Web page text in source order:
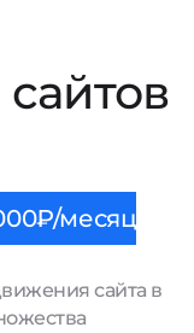
месяц
сайта в